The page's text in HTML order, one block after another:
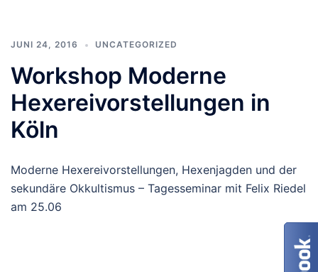
JUNI 24, 2016 UNCATEGORIZED
Workshop Moderne
Hexereivorstellungen in
Köln
Moderne Hexereivorstellungen, Hexenjagden und der
sekundäre Okkultismus – Tagesseminar mit Felix Riedel
am 25.06